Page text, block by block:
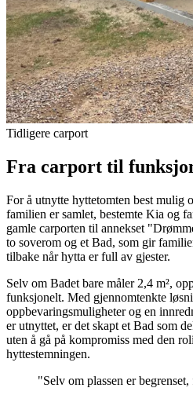
Tidligere carport
Fra carport til
For å utnytte hyttetomten best mulig
familien er samlet, bestemte Kia og
gamle carporten til annekset
to soverom og et Bad, som gir
tilbake når hytta er full av gjester.
Selv om Badet bare måler 2,4 m²,
funksjonelt. Med gjennomtenkte
oppbevaringsmuligheter og en
er utnyttet, er det skapt et Bad som
uten å gå på kompromiss med den
hyttestemningen.
"Selv om plassen er